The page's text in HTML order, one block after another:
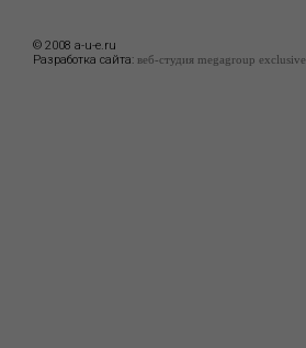
© 2008 a-u-e.ru
Разработка сайта: веб-студия megagroup exclusive